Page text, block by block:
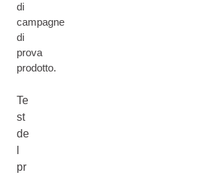
di
campagne
di
prova
prodotto.
Te
st
de
pr